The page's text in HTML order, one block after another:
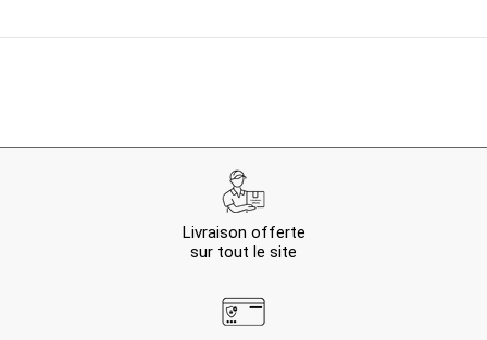
Livraison offerte
sur tout le site